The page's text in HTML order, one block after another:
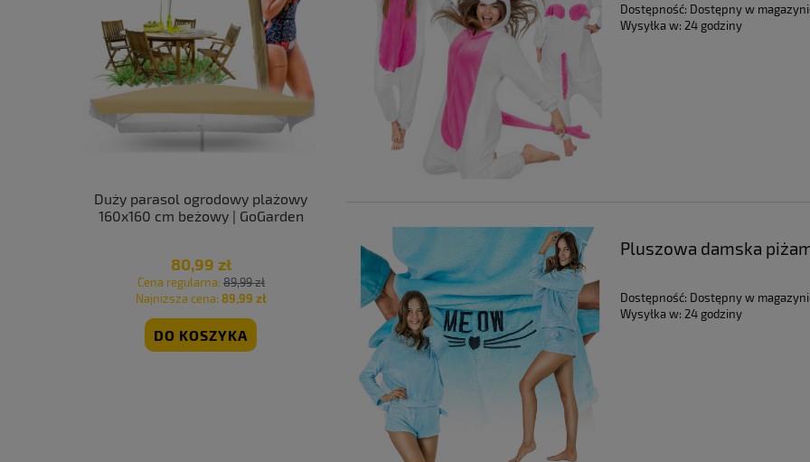
Duży parasol ogrodowy plażowy
160x160 cm beżowy | GoGarden
80,99 zł
Cena regularna: 89,99 zł
Najniższa cena: 89,99 zł
DO KOSZYKA
mocne 4 szt | GoGarden
269,99 zł
Cena regularna:299,99 zł
Najniższa cena:299,99 zł
DO KOSZYKA
Najniższa cena:169,99 zł
Dostępność: Dostępny w
Wysyłka w: 24 godziny
Pluszowa damska
Dostępność: Dostępny w
Wysyłka w: 24 godziny